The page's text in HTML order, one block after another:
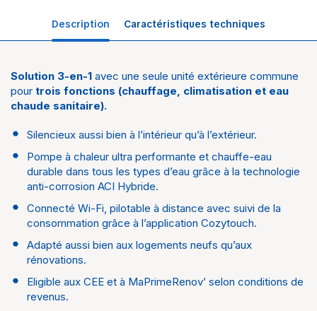
Description Caractéristiques techniques
Solution 3-en-1 avec une seule unité extérieure commune
pour trois fonctions (chauffage, climatisation et eau
chaude sanitaire).
Silencieux aussi bien à l’intérieur qu’à l’extérieur.
Pompe à chaleur ultra performante et chauffe-eau
durable dans tous les types d’eau grâce à la technologie
anti-corrosion ACI Hybride.
Connecté Wi-Fi, pilotable à distance avec suivi de la
consommation grâce à l’application Cozytouch.
Adapté aussi bien aux logements neufs qu’aux
rénovations.
Eligible aux CEE et à MaPrimeRenov’ selon conditions de
revenus.
Univers
CE
thermodynamique